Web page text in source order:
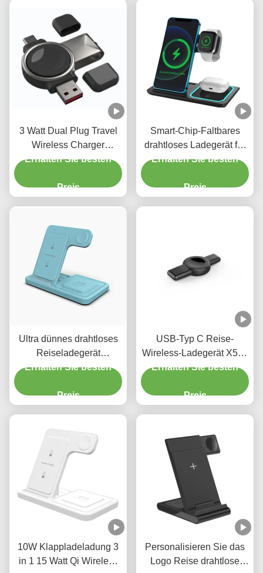
3 Watt Dual Plug Travel
Wireless Charger
Portable Wireless
Galaxy Uhren
Erhalten Sie besten
Preis
Smart-Chip-Faltbares
drahtloses Ladegerät für
Reisen Horizontales
Ladegerät
Erhalten Sie besten
Preis
Ultra dünnes drahtloses
Reiseladegerät
Klappbares 15w Qi
Smartphones
Erhalten Sie besten
Preis
USB-Typ C Reise-
Wireless-Ladegerät X512
Iphone Apple Watch-
Erhalten Sie besten
Preis
10W Klappladeladung 3
in 1 15 Watt Qi Wireless
Personalisieren Sie das
Logo Reise drahtlose